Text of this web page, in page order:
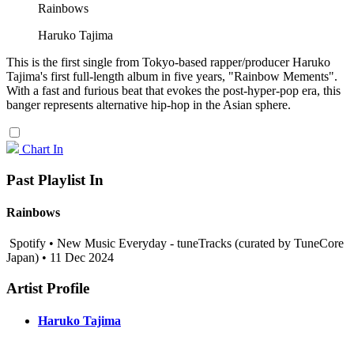
Rainbows
Haruko Tajima
This is the first single from Tokyo-based rapper/producer Haruko
Tajima's first full-length album in five years, "Rainbow Mements".
With a fast and furious beat that evokes the post-hyper-pop era, this
banger represents alternative hip-hop in the Asian sphere.
Chart In
Past Playlist In
Rainbows
Spotify • New Music Everyday - tuneTracks (curated by TuneCore
Japan) • 11 Dec 2024
Artist Profile
Haruko Tajima